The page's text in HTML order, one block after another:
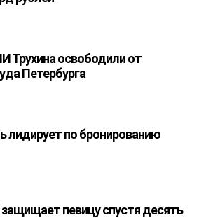
Трухина освободили от
Петербурга
лидирует по бронированию
певицу спустя десять